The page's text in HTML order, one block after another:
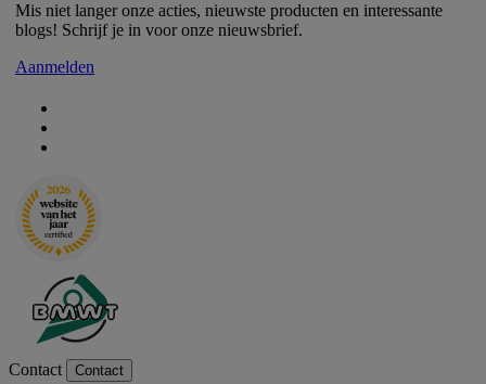
Mis niet langer onze acties, nieuwste producten en interessante
blogs! Schrijf je in voor onze nieuwsbrief.
Aanmelden
Contact Contact